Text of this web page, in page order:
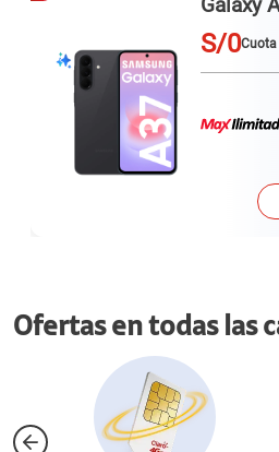
Magic 8
S/0Cuota
Ofertas en todas las